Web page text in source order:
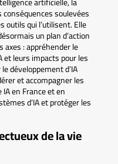
soulevées
outils qui l’utilisent. Elle
un plan d’action
axes : appréhender le
leurs impacts pour les
développement d’IA
et accompagner les
en France et en
d’IA et protéger les
de la vie